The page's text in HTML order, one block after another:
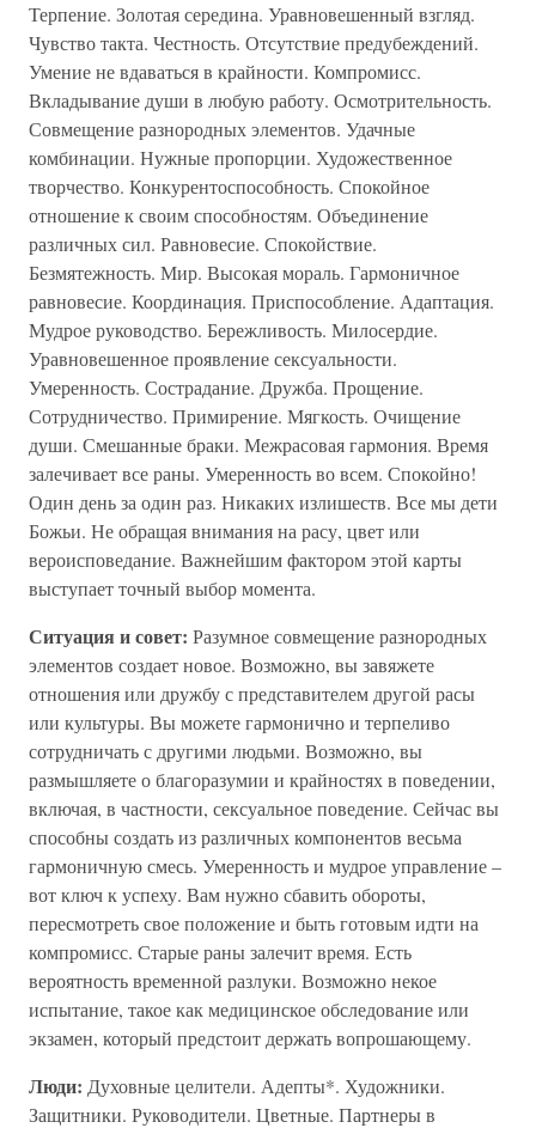
Терпение. Золотая середина. Уравновешенный взгляд.
Чувство такта. Честность. Отсутствие предубеждений.
Умение не вдаваться в крайности. Компромисс.
Вкладывание души в любую работу. Осмотрительность.
Совмещение разнородных элементов. Удачные
комбинации. Нужные пропорции. Художественное
творчество. Конкурентоспособность. Спокойное
отношение к своим способностям. Объединение
различных сил. Равновесие. Спокойствие.
Безмятежность. Мир. Высокая мораль. Гармоничное
равновесие. Координация. Приспособление. Адаптация.
Мудрое руководство. Бережливость. Милосердие.
Уравновешенное проявление сексуальности.
Умеренность. Сострадание. Дружба. Прощение.
Сотрудничество. Примирение. Мягкость. Очищение
души. Смешанные браки. Межрасовая гармония. Время
залечивает все раны. Умеренность во всем. Спокойно!
Один день за один раз. Никаких излишеств. Все мы дети
Божьи. Не обращая внимания на расу, цвет или
вероисповедание. Важнейшим фактором этой карты
выступает точный выбор момента.
Ситуация и совет: Разумное совмещение разнородных
элементов создает новое. Возможно, вы завяжете
отношения или дружбу с представителем другой расы
или культуры. Вы можете гармонично и терпеливо
сотрудничать с другими людьми. Возможно, вы
размышляете о благоразумии и крайностях в поведении,
включая, в частности, сексуальное поведение. Сейчас вы
способны создать из различных компонентов весьма
гармоничную смесь. Умеренность и мудрое управление –
вот ключ к успеху. Вам нужно сбавить обороты,
пересмотреть свое положение и быть готовым идти на
компромисс. Старые раны залечит время. Есть
вероятность временной разлуки. Возможно некое
испытание, такое как медицинское обследование или
экзамен, который предстоит держать вопрошающему.
Люди: Духовные целители. Адепты*. Художники.
Защитники. Руководители. Цветные. Партнеры в